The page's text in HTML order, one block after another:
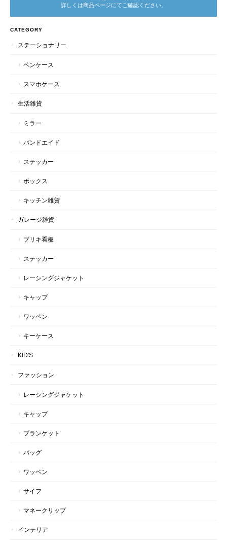
詳しくは商品ページにてご確認ください。
CATEGORY
ステーショナリー
ペンケース
スマホケース
生活雑貨
ミラー
バンドエイド
ステッカー
ボックス
キッチン雑貨
ガレージ雑貨
ブリキ看板
ステッカー
レーシングジャケット
キャップ
ワッペン
キーケース
KID'S
ファッション
レーシングジャケット
キャップ
ブランケット
バッグ
ワッペン
サイフ
マネークリップ
インテリア